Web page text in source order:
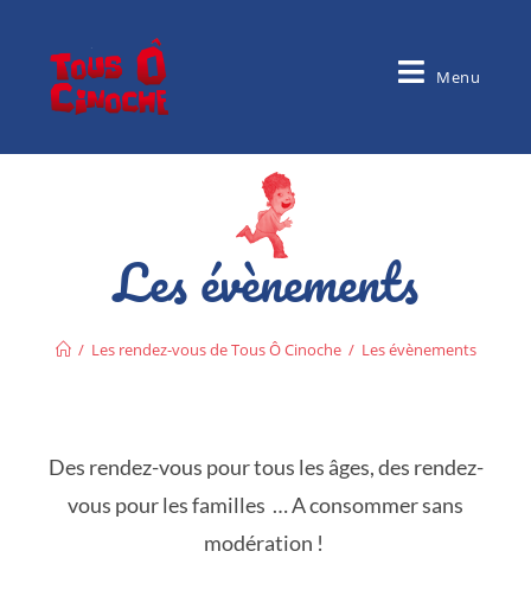
Menu
Les évènements
/ Les rendez-vous de Tous Ô Cinoche / Les évènements
Des rendez-vous pour tous les âges, des rendez-
vous pour les familles … A consommer sans
modération !